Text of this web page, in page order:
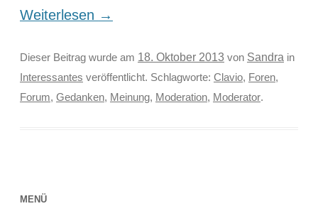
Weiterlesen →
Dieser Beitrag wurde am 18. Oktober 2013 von Sandra in
Interessantes veröffentlicht. Schlagworte: Clavio, Foren,
Forum, Gedanken, Meinung, Moderation, Moderator.
MENÜ